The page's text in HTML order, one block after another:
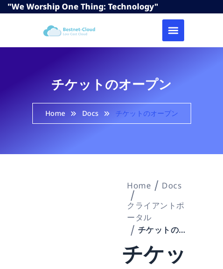
"We Worship One Thing: Technology"
チケットのオープン
Home Docs チケットのオープン
Home
Docs
クライアントポ
ータル
チケットのオープン
チケッ